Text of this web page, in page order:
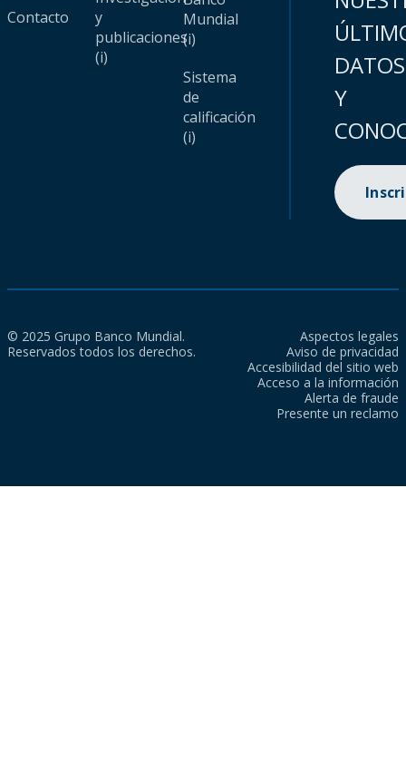
Contacto
y
publicaciones
(i)
Mundial
(i)
Sistema
de
calificación
(i)
DATOS
Y
© 2025 Grupo Banco Mundial.
Reservados todos los derechos.
Aspectos legales
Aviso de privacidad
Accesibilidad del sitio web
Acceso a la información
Alerta de fraude
Presente un reclamo